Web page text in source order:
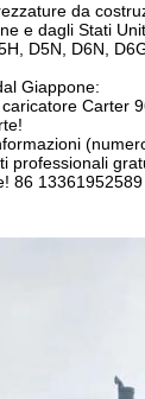
da
e dagli Stati
D5N, D6N,
Giappone:
Carter
professionali
86 13361952589